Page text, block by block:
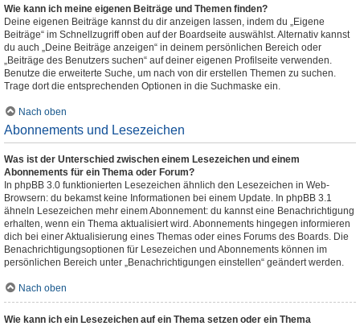
Wie kann ich meine eigenen Beiträge und Themen finden?
Deine eigenen Beiträge kannst du dir anzeigen lassen, indem du „Eigene
Beiträge“ im Schnellzugriff oben auf der Boardseite auswählst. Alternativ kannst
du auch „Deine Beiträge anzeigen“ in deinem persönlichen Bereich oder
„Beiträge des Benutzers suchen“ auf deiner eigenen Profilseite verwenden.
Benutze die erweiterte Suche, um nach von dir erstellen Themen zu suchen.
Trage dort die entsprechenden Optionen in die Suchmaske ein.
Nach oben
Abonnements und Lesezeichen
Was ist der Unterschied zwischen einem Lesezeichen und einem
Abonnements für ein Thema oder Forum?
In phpBB 3.0 funktionierten Lesezeichen ähnlich den Lesezeichen in Web-
Browsern: du bekamst keine Informationen bei einem Update. In phpBB 3.1
ähneln Lesezeichen mehr einem Abonnement: du kannst eine Benachrichtigung
erhalten, wenn ein Thema aktualisiert wird. Abonnements hingegen informieren
dich bei einer Aktualisierung eines Themas oder eines Forums des Boards. Die
Benachrichtigungsoptionen für Lesezeichen und Abonnements können im
persönlichen Bereich unter „Benachrichtigungen einstellen“ geändert werden.
Nach oben
Wie kann ich ein Lesezeichen auf ein Thema setzen oder ein Thema